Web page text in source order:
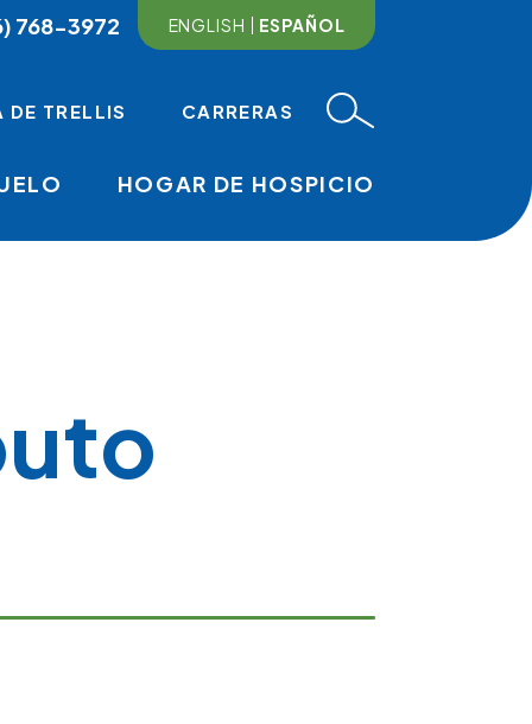
MAIN
HOGAR DE HOSPICIO
DE TRELLIS CARRERAS
ENGLISH ESPAÑOL
768-3972